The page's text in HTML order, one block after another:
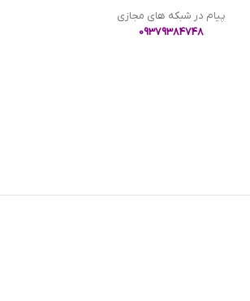
پیام در شبکه های مجازی
09379384748